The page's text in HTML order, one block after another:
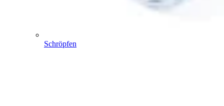
Schröpfen